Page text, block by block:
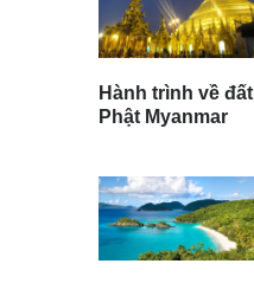
Hành trình về đất
Phật Myanmar